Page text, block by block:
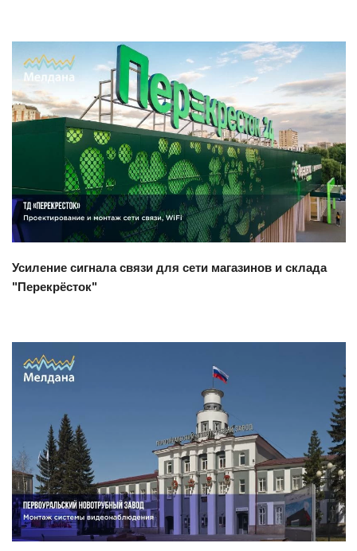
Смотреть проект
Усиление сигнала связи для сети магазинов и склада
"Перекрёсток"
Смотреть проект